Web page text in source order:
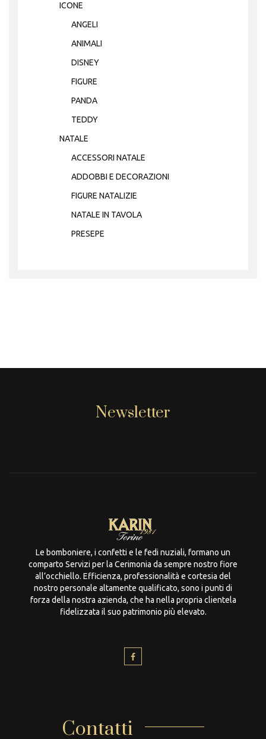
ICONE
ANGELI
ANIMALI
DISNEY
FIGURE
PANDA
TEDDY
NATALE
ACCESSORI NATALE
ADDOBBI E DECORAZIONI
FIGURE NATALIZIE
NATALE IN TAVOLA
PRESEPE
Newsletter
Le bomboniere, i confetti e le fedi nuziali, formano un
comparto Servizi per la Cerimonia da sempre nostro fiore
all’occhiello. Efficienza, professionalità e cortesia del
nostro personale altamente qualificato, sono i punti di
forza della nostra azienda, che ha nella propria clientela
fidelizzata il suo patrimonio più elevato.
Contatti